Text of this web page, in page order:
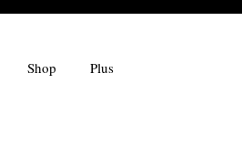
Shop Plus